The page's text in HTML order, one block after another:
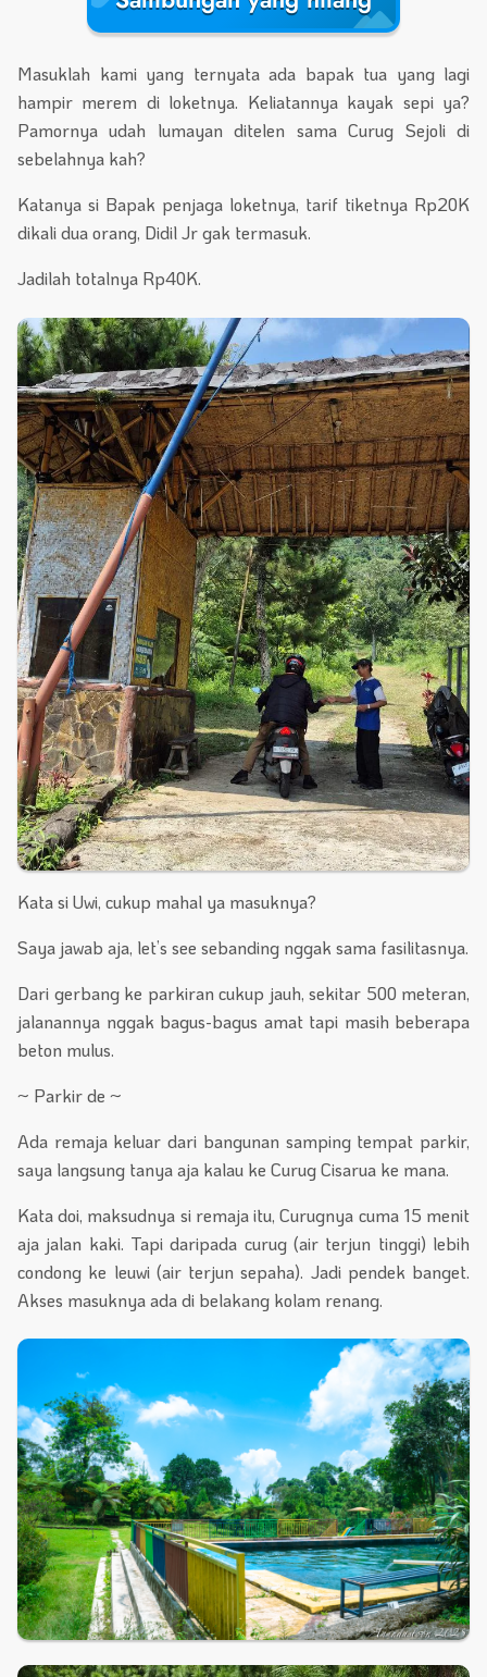
Masuklah kami yang ternyata ada bapak tua yang lagi
hampir merem di loketnya. Keliatannya kayak sepi ya?
Pamornya udah lumayan ditelen sama Curug Sejoli di
sebelahnya kah?
Katanya si Bapak penjaga loketnya, tarif tiketnya Rp20K
dikali dua orang, Didil Jr gak termasuk.
Jadilah totalnya Rp40K.
Kata si Uwi, cukup mahal ya masuknya?
Saya jawab aja, let’s see sebanding nggak sama fasilitasnya.
Dari gerbang ke parkiran cukup jauh, sekitar 500 meteran,
jalanannya nggak bagus-bagus amat tapi masih beberapa
beton mulus.
~ Parkir de ~
Ada remaja keluar dari bangunan samping tempat parkir,
saya langsung tanya aja kalau ke Curug Cisarua ke mana.
Kata doi, maksudnya si remaja itu, Curugnya cuma 15 menit
aja jalan kaki. Tapi daripada curug (air terjun tinggi) lebih
condong ke leuwi (air terjun sepaha). Jadi pendek banget.
Akses masuknya ada di belakang kolam renang.